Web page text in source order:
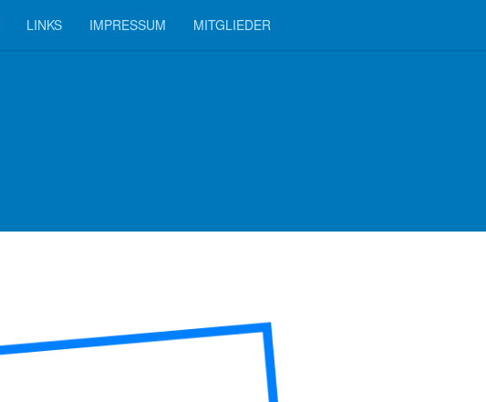
LINKS IMPRESSUM MITGLIEDER